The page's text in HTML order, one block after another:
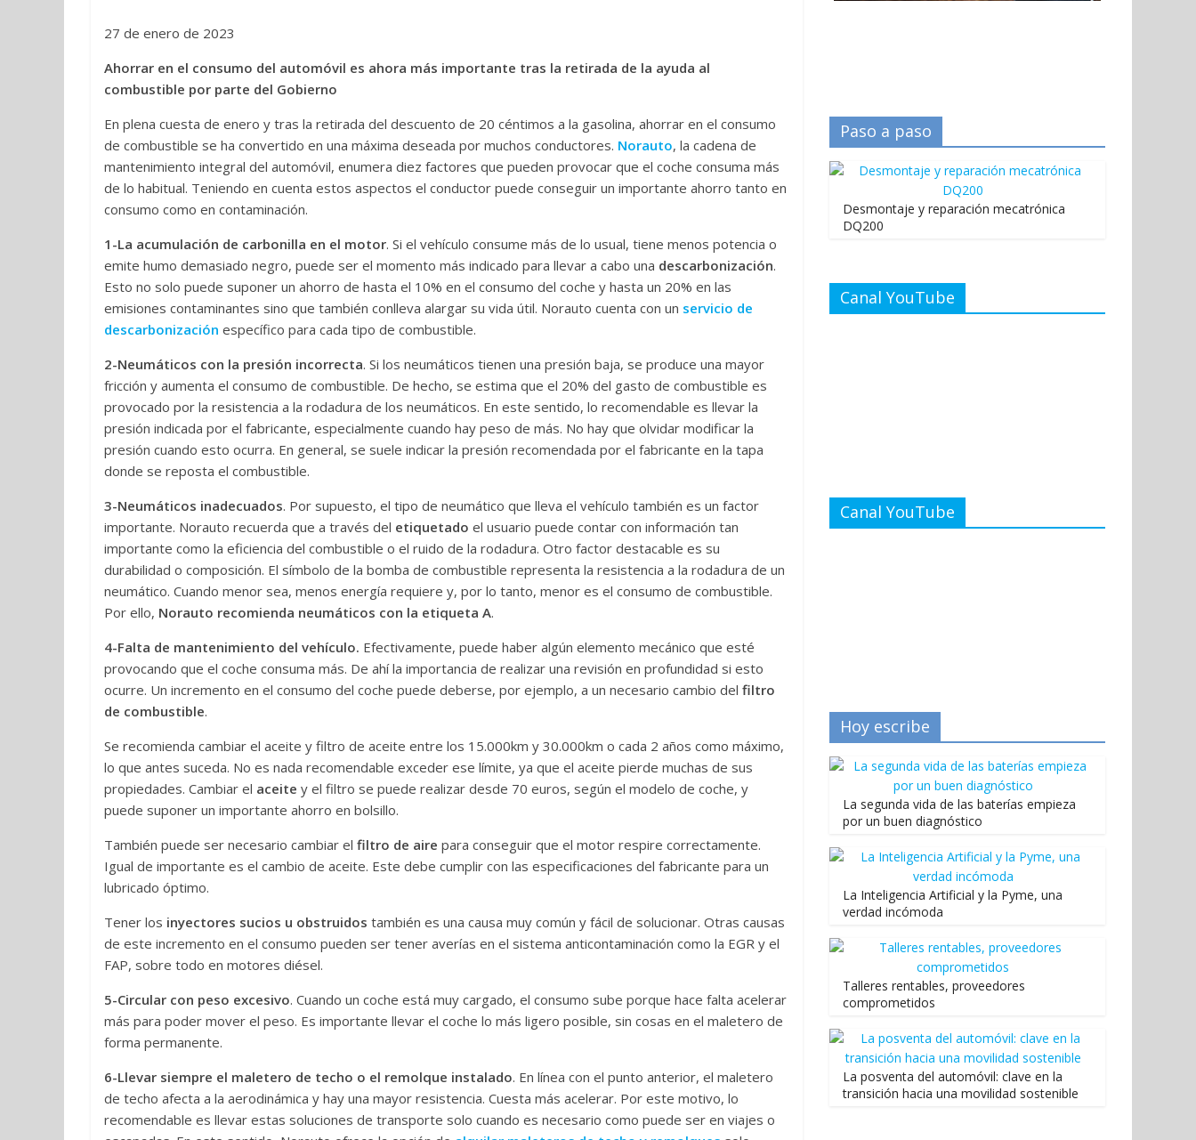
27 de enero de 2023
Ahorrar en el consumo del automóvil es ahora más importante tras la retirada de la ayuda al
combustible por parte del Gobierno
En plena cuesta de enero y tras la retirada del descuento de 20 céntimos a la gasolina, ahorrar en el consumo
de combustible se ha convertido en una máxima deseada por muchos conductores. Norauto, la cadena de
mantenimiento integral del automóvil, enumera diez factores que pueden provocar que el coche consuma más
de lo habitual. Teniendo en cuenta estos aspectos el conductor puede conseguir un importante ahorro tanto en
consumo como en contaminación.
1-La acumulación de carbonilla en el motor. Si el vehículo consume más de lo usual, tiene menos potencia o
emite humo demasiado negro, puede ser el momento más indicado para llevar a cabo una descarbonización.
Esto no solo puede suponer un ahorro de hasta el 10% en el consumo del coche y hasta un 20% en las
emisiones contaminantes sino que también conlleva alargar su vida útil. Norauto cuenta con un servicio de
descarbonización específico para cada tipo de combustible.
2-Neumáticos con la presión incorrecta. Si los neumáticos tienen una presión baja, se produce una mayor
fricción y aumenta el consumo de combustible. De hecho, se estima que el 20% del gasto de combustible es
provocado por la resistencia a la rodadura de los neumáticos. En este sentido, lo recomendable es llevar la
presión indicada por el fabricante, especialmente cuando hay peso de más. No hay que olvidar modificar la
presión cuando esto ocurra. En general, se suele indicar la presión recomendada por el fabricante en la tapa
donde se reposta el combustible.
3-Neumáticos inadecuados. Por supuesto, el tipo de neumático que lleva el vehículo también es un factor
importante. Norauto recuerda que a través del etiquetado el usuario puede contar con información tan
importante como la eficiencia del combustible o el ruido de la rodadura. Otro factor destacable es su
durabilidad o composición. El símbolo de la bomba de combustible representa la resistencia a la rodadura de un
neumático. Cuando menor sea, menos energía requiere y, por lo tanto, menor es el consumo de combustible.
Por ello, Norauto recomienda neumáticos con la etiqueta A.
4-Falta de mantenimiento del vehículo. Efectivamente, puede haber algún elemento mecánico que esté
provocando que el coche consuma más. De ahí la importancia de realizar una revisión en profundidad si esto
ocurre. Un incremento en el consumo del coche puede deberse, por ejemplo, a un necesario cambio del filtro
de combustible.
Se recomienda cambiar el aceite y filtro de aceite entre los 15.000km y 30.000km o cada 2 años como máximo,
lo que antes suceda. No es nada recomendable exceder ese límite, ya que el aceite pierde muchas de sus
propiedades. Cambiar el aceite y el filtro se puede realizar desde 70 euros, según el modelo de coche, y
puede suponer un importante ahorro en bolsillo.
También puede ser necesario cambiar el filtro de aire para conseguir que el motor respire correctamente.
Igual de importante es el cambio de aceite. Este debe cumplir con las especificaciones del fabricante para un
lubricado óptimo.
Tener los inyectores sucios u obstruidos también es una causa muy común y fácil de solucionar. Otras causas
de este incremento en el consumo pueden ser tener averías en el sistema anticontaminación como la EGR y el
FAP, sobre todo en motores diésel.
5-Circular con peso excesivo. Cuando un coche está muy cargado, el consumo sube porque hace falta acelerar
más para poder mover el peso. Es importante llevar el coche lo más ligero posible, sin cosas en el maletero de
forma permanente.
6-Llevar siempre el maletero de techo o el remolque instalado. En línea con el punto anterior, el maletero
de techo afecta a la aerodinámica y hay una mayor resistencia. Cuesta más acelerar. Por este motivo, lo
recomendable es llevar estas soluciones de transporte solo cuando es necesario como puede ser en viajes o
Paso a paso
Desmontaje y reparación mecatrónica
DQ200
Canal YouTube
Canal YouTube
Hoy escribe
La segunda vida de las baterías empieza
por un buen diagnóstico
La Inteligencia Artificial y la Pyme, una
verdad incómoda
Talleres rentables, proveedores
comprometidos
La posventa del automóvil: clave en la
transición hacia una movilidad sostenible